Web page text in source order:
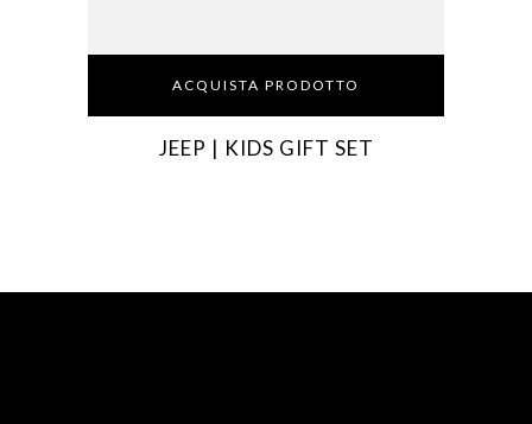
ACQUISTA PRODOTTO
JEEP | KIDS GIFT SET